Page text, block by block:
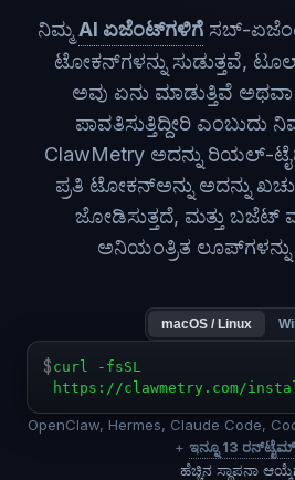
ನಿಮ್ಮ AI ಏಜೆಂಟ್‌ಗಳಿಗೆ ಸಬ್-
ಟೋಕನ್‌ಗಳನ್ನು ಸುಡುತ್ತವೆ,
ಅವು ಏನು ಮಾಡುತ್ತಿವೆ ಅಥವಾ
ಪಾವತಿಸುತ್ತಿದ್ದೀರಿ ಎಂಬುದು
ClawMetry ಅದನ್ನು ರಿಯಲ್-
ಪ್ರತಿ ಟೋಕನ್‌ಅನ್ನು ಅದನ್ನು
ಜೋಡಿಸುತ್ತದೆ, ಮತ್ತು ಬಜೆಟ್
ಅನಿಯಂತ್ರಿತ ಲೂಪ್‌ಗಳನ್ನು
macOS / Linux
$ curl -fsSL
https://clawmetry.com/
OpenClaw, Hermes, Claude Code,
+ ಇನ್ನೂ 13
ಹೆಚ್ಚಿನ ಸ್ಥಾಪನಾ